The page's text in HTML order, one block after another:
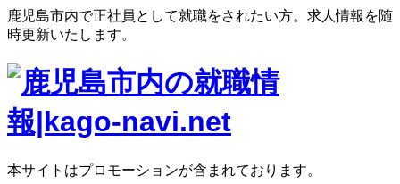
鹿児島市内で正社員として就職をされたい方。求人情報を随
時更新いたします。
本サイトはプロモーションが含まれております。